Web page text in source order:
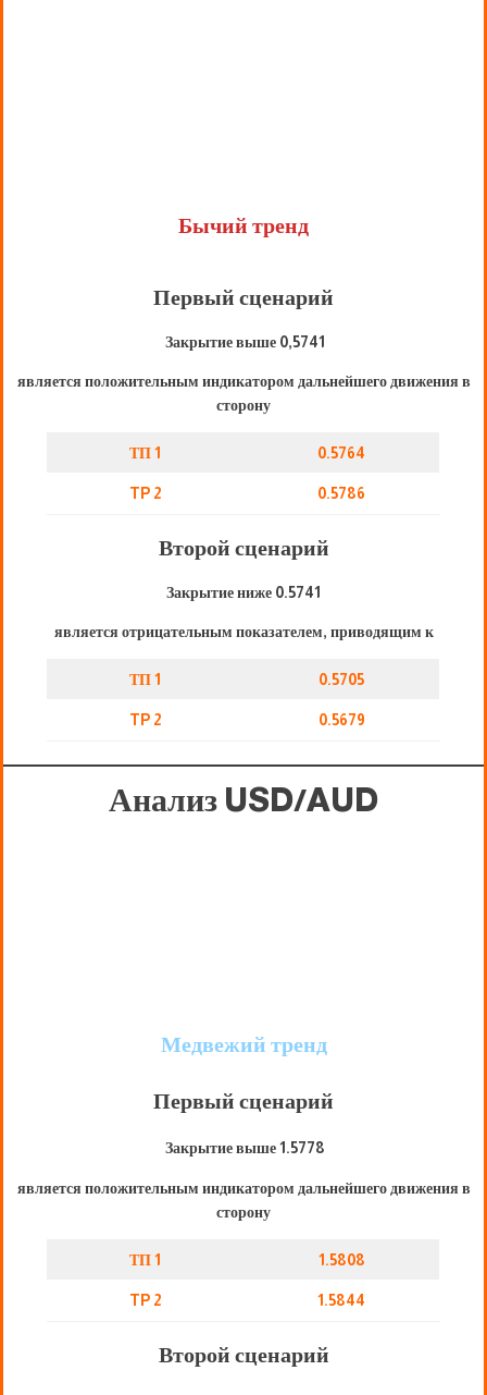
Бычий тренд
Первый сценарий
Закрытие выше 0,5741
является положительным индикатором дальнейшего движения в
сторону
ТП 1 0.5764
TP 2 0.5786
Второй сценарий
Закрытие ниже 0.5741
является отрицательным показателем, приводящим к
ТП 1 0.5705
TP 2 0.5679
Анализ USD/AUD
Медвежий тренд
Первый сценарий
Закрытие выше 1.5778
является положительным индикатором дальнейшего движения в
сторону
ТП 1 1.5808
TP 2 1.5844
Второй сценарий